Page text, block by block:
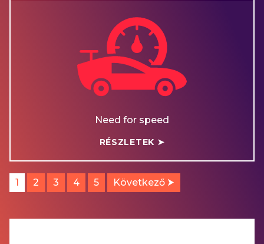
Need for speed
RÉSZLETEK ➤
1 2 3 4 5 Következő ⮞